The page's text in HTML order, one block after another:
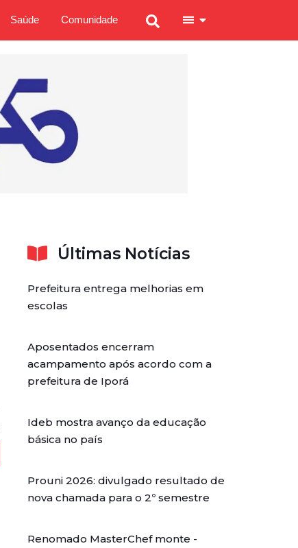
Saúde Comunidade
Últimas Notícias
Prefeitura entrega melhorias em
escolas
Aposentados encerram
acampamento após acordo com a
prefeitura de Iporá
Ideb mostra avanço da educação
básica no país
Prouni 2026: divulgado resultado de
nova chamada para o 2º semestre
Renomado MasterChef monte -